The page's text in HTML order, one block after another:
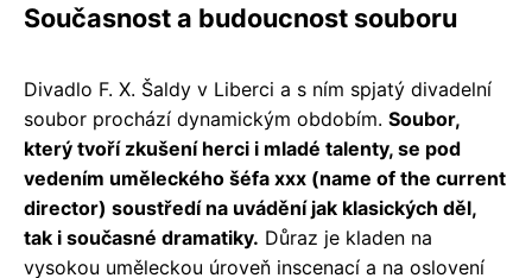
Současnost a budoucnost souboru
Divadlo F. X. Šaldy v Liberci a s ním spjatý divadelní
soubor prochází dynamickým obdobím. Soubor,
který tvoří zkušení herci i mladé talenty, se pod
vedením uměleckého šéfa xxx (name of the current
director) soustředí na uvádění jak klasických děl,
tak i současné dramatiky. Důraz je kladen na
vysokou uměleckou úroveň inscenací a na oslovení